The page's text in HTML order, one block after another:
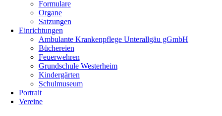
Formulare
Organe
Satzungen
Einrichtungen
Ambulante Krankenpflege Unterallgäu gGmbH
Büchereien
Feuerwehren
Grundschule Westerheim
Kindergärten
Schulmuseum
Portrait
Vereine